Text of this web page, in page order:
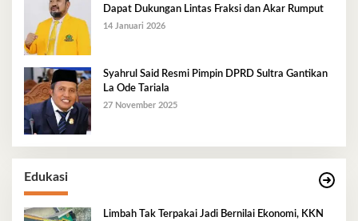
Dapat Dukungan Lintas Fraksi dan Akar Rumput
14 Januari 2026
Syahrul Said Resmi Pimpin DPRD Sultra Gantikan
La Ode Tariala
27 November 2025
Edukasi
Limbah Tak Terpakai Jadi Bernilai Ekonomi, KKN